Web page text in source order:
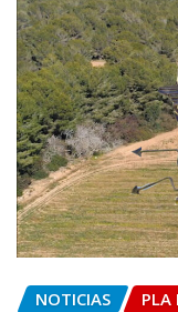
NOTICIAS PLA